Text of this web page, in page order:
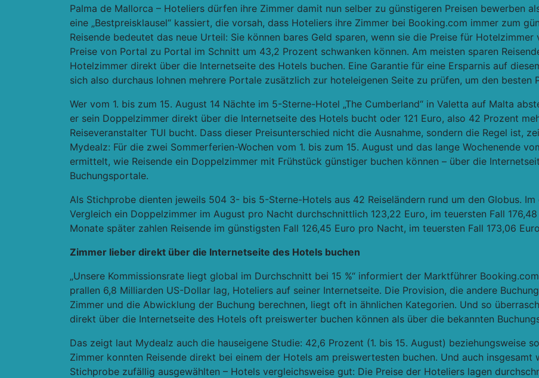
Palma de Mallorca – Hoteliers dürfen ihre Zimmer damit nun selber zu günstigeren Preisen bewerben
eine „Bestpreisklausel“ kassiert, die vorsah, dass Hoteliers ihre Zimmer bei Booking.com immer zum
Reisende bedeutet das neue Urteil: Sie können bares Geld sparen, wenn sie die Preise für
Preise von Portal zu Portal im Schnitt um 43,2 Prozent schwanken können. Am meisten sparen
Hotelzimmer direkt über die Internetseite des Hotels buchen. Eine Garantie für eine Ersparnis auf
sich also durchaus lohnen mehrere Portale zusätzlich zur hoteleigenen Seite zu prüfen, um den besten
Wer vom 1. bis zum 15. August 14 Nächte im 5-Sterne-Hotel „The Cumberland“ in Valetta auf Malta
er sein Doppelzimmer direkt über die Internetseite des Hotels bucht oder 121 Euro, also 42 Prozent
Reiseveranstalter TUI bucht. Dass dieser Preisunterschied nicht die Ausnahme, sondern die Regel ist,
Mydealz: Für die zwei Sommerferien-Wochen vom 1. bis zum 15. August und das lange Wochenende
ermittelt, wie Reisende ein Doppelzimmer mit Frühstück günstiger buchen können – über die
Buchungsportale.
Als Stichprobe dienten jeweils 504 3- bis 5-Sterne-Hotels aus 42 Reiseländern rund um den Globus.
Vergleich ein Doppelzimmer im August pro Nacht durchschnittlich 123,22 Euro, im teuersten Fall
Monate später zahlen Reisende im günstigsten Fall 126,45 Euro pro Nacht, im teuersten Fall 173,06
Zimmer lieber direkt über die Internetseite des Hotels buchen
„Unsere Kommissionsrate liegt global im Durchschnitt bei 15 %“ informiert der Marktführer
prallen 6,8 Milliarden US-Dollar lag, Hoteliers auf seiner Internetseite. Die Provision, die andere
Zimmer und die Abwicklung der Buchung berechnen, liegt oft in ähnlichen Kategorien. Und so
direkt über die Internetseite des Hotels oft preiswerter buchen können als über die bekannten
Das zeigt laut Mydealz auch die hauseigene Studie: 42,6 Prozent (1. bis 15. August) beziehungsweise
Zimmer konnten Reisende direkt bei einem der Hotels am preiswertesten buchen. Und auch
Stichprobe zufällig ausgewählten – Hotels vergleichsweise gut: Die Preise der Hoteliers lagen